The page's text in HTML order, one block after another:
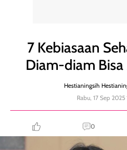
7 Kebiasaan
Diam-diam Bisa
Hestianingsih
Rabu, 17 Sep 2025
0